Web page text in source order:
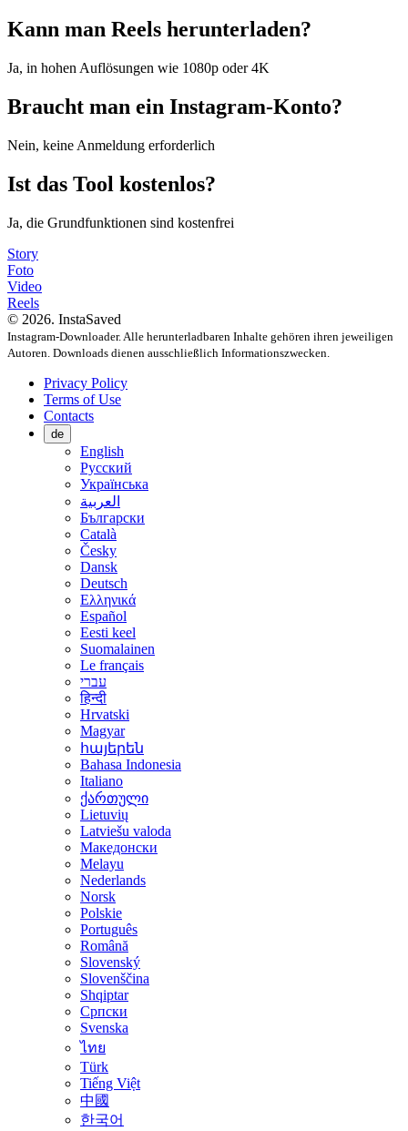
Kann man Reels herunterladen?
Ja, in hohen Auflösungen wie 1080p oder 4K
Braucht man ein Instagram-Konto?
Nein, keine Anmeldung erforderlich
Ist das Tool kostenlos?
Ja, die Grundfunktionen sind kostenfrei
Story
Foto
Video
Reels
© 2026. InstaSaved
Instagram-Downloader. Alle herunterladbaren Inhalte gehören ihren jeweiligen
Autoren. Downloads dienen ausschließlich Informationszwecken.
Privacy Policy
Terms of Use
Contacts
de
English
Русский
Українська
العربية
Български
Català
Česky
Dansk
Deutsch
Ελληνικά
Español
Eesti keel
Suomalainen
Le français
עברי
हिन्दी
Hrvatski
Magyar
հայերեն
Bahasa Indonesia
Italiano
ქართული
Lietuvių
Latviešu valoda
Македонски
Melayu
Nederlands
Norsk
Polskie
Português
Română
Slovenský
Slovenščina
Shqiptar
Српски
Svenska
ไทย
Türk
Tiếng Việt
中國
한국어